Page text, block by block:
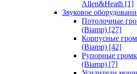
Allen&Heath [1]
Звуковое
Потолочные
(Biamp) [27]
Корпусные
(Biamp) [42]
Рупорные
(Biamp) [7]